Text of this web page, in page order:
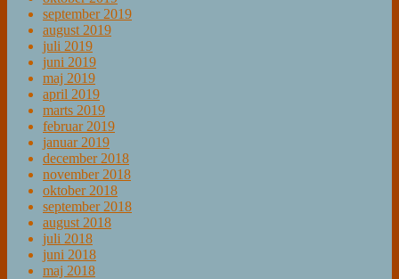
september 2019
august 2019
juli 2019
juni 2019
maj 2019
april 2019
marts 2019
februar 2019
januar 2019
december 2018
november 2018
oktober 2018
september 2018
august 2018
juli 2018
juni 2018
maj 2018